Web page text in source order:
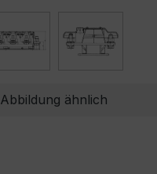
Abbildung ähnlich